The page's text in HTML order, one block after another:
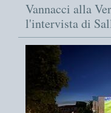
Vannacci alla
l'intervista di